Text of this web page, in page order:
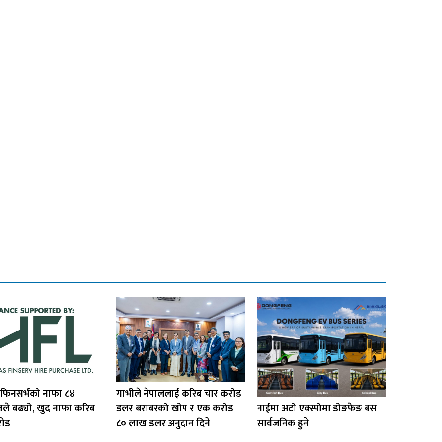
नाफा ८४
बढ्यो, खुद नाफा करिब
गाभीले नेपाललाई करिब चार करोड
डलर बराबरको खोप र एक करोड
८० लाख डलर अनुदान दिने
नाईमा अटो एक्स्पोमा डोङफेङ बस
सार्वजनिक हुने